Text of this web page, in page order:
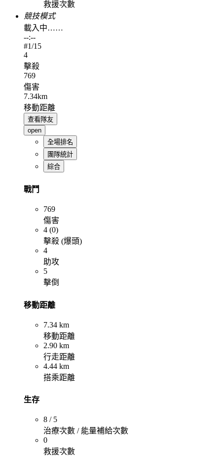
救援次數
競技模式
載入中……
--:--
#1/15
4
擊殺
769
傷害
7.34km
移動距離
查看隊友
open
全場排名
團隊統計
綜合
戰鬥
769
傷害
4 (0)
擊殺 (爆頭)
4
助攻
5
擊倒
移動距離
7.34 km
移動距離
2.90 km
行走距離
4.44 km
搭乘距離
生存
8 / 5
治療次數 / 能量補給次數
0
救援次數